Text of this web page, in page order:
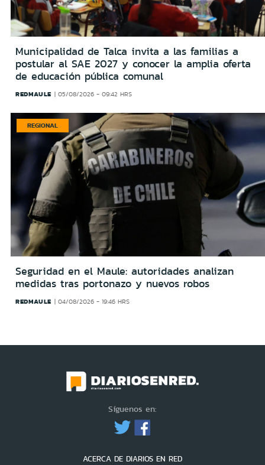
Municipalidad de Talca invita a las familias a
postular al SAE 2027 y conocer la amplia oferta
de educación pública comunal
REDMAULE 05/08/2026 - 09:42 HRS
REGIONAL
Seguridad en el Maule: autoridades analizan
medidas tras portonazo y nuevos robos
REDMAULE 04/08/2026 - 19:46 HRS
Síguenos en:
ACERCA DE DIARIOS EN RED